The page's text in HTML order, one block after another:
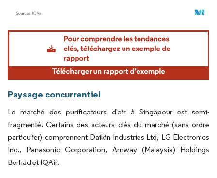
Image © Mordor Intelligence. La réutilisation nécessite une attribution sous CC BY
Paysage concurrentiel
Le marché des purificateurs d'air à Singapour est semi-
fragmenté. Certains des acteurs clés du marché (sans ordre
particulier) comprennent Daikin Industries Ltd, LG Electronics
Inc., Panasonic Corporation, Amway (Malaysia) Holdings
Berhad et IQAir.